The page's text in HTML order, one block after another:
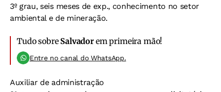
3º grau, seis meses de exp., conhecimento no setor
ambiental e de mineração.
Tudo sobre Salvadorem primeira mão!
Entre no canal do WhatsApp.
Auxiliar de administração